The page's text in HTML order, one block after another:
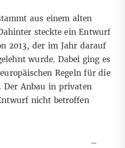
aus einem alten
steckte ein Entwurf
2013, der im Jahr darauf
wurde. Dabei ging es
Regeln für die
Der Anbau in privaten
nicht betroffen